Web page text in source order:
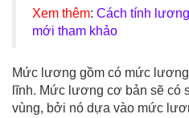
Xem thêm: Cách tính
mới tham khảo
Mức lương gồm có mức
lĩnh. Mức lương cơ bản sẽ có
vùng, bởi nó dựa vào mức